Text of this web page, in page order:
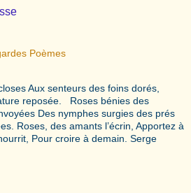
Poèmes
Aux senteurs des foins dorés,
reposée. Roses bénies des
Des nymphes surgies des prés
Roses, des amants l’écrin, Apportez à
Pour croire à demain. Serge